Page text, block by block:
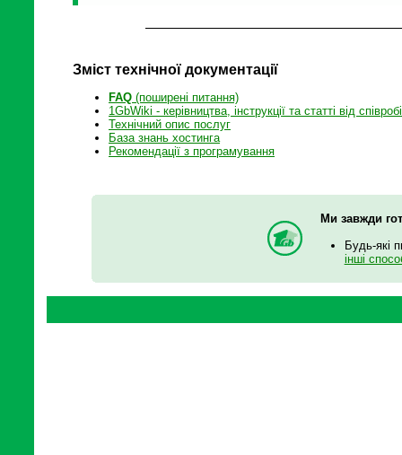
Зміст технічної документації
FAQ (поширені питання)
1GbWiki - керівництва, інструкції та статті від
Технічний опис послуг
База знань хостинга
Рекомендації з програмування
Ми завжди
Будь-які
інші